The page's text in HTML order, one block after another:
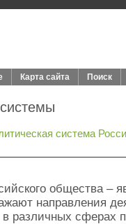
Карта сайта Поиск
система
общества –
направления
в различных сферах